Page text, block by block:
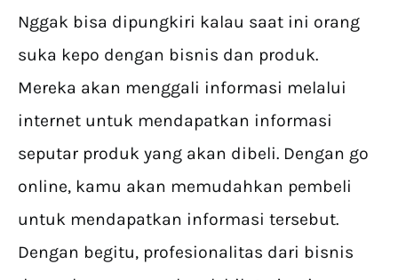
Nggak bisa dipungkiri kalau saat ini orang
suka kepo dengan bisnis dan produk.
Mereka akan menggali informasi melalui
internet untuk mendapatkan informasi
seputar produk yang akan dibeli. Dengan go
online, kamu akan memudahkan pembeli
untuk mendapatkan informasi tersebut.
Dengan begitu, profesionalitas dari bisnis